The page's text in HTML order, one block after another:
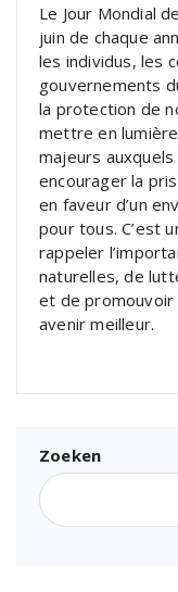
Le Jour Mondial
juin de chaque
les individus, les
gouvernements
la protection de
mettre en
majeurs
encourager la
en faveur d’un
pour tous. C’est
rappeler
naturelles, de
et de promouvoir
avenir meilleur.
Zoeken